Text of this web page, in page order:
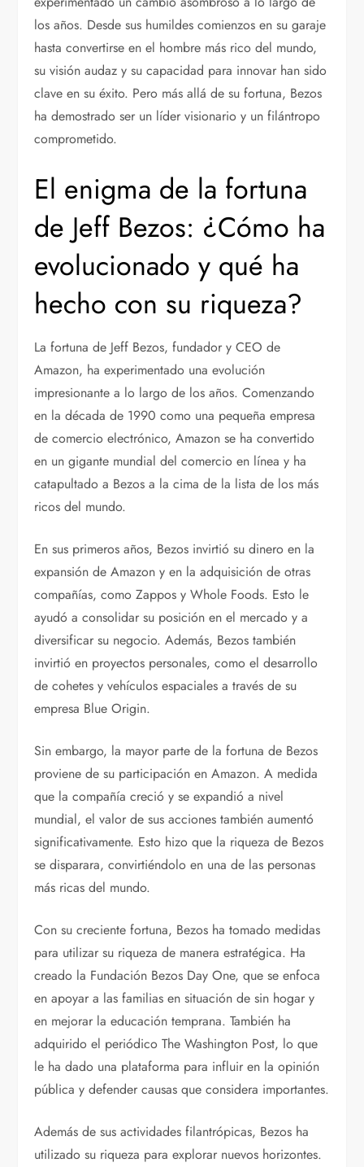
los años. Desde sus humildes comienzos en su garaje
hasta convertirse en el hombre más rico del mundo,
su visión audaz y su capacidad para innovar han sido
clave en su éxito. Pero más allá de su fortuna, Bezos
ha demostrado ser un líder visionario y un filántropo
comprometido.
El enigma de la fortuna
de Jeff Bezos: ¿Cómo ha
evolucionado y qué ha
hecho con su riqueza?
La fortuna de Jeff Bezos, fundador y CEO de
Amazon, ha experimentado una evolución
impresionante a lo largo de los años. Comenzando
en la década de 1990 como una pequeña empresa
de comercio electrónico, Amazon se ha convertido
en un gigante mundial del comercio en línea y ha
catapultado a Bezos a la cima de la lista de los más
ricos del mundo.
En sus primeros años, Bezos invirtió su dinero en la
expansión de Amazon y en la adquisición de otras
compañías, como Zappos y Whole Foods. Esto le
ayudó a consolidar su posición en el mercado y a
diversificar su negocio. Además, Bezos también
invirtió en proyectos personales, como el desarrollo
de cohetes y vehículos espaciales a través de su
empresa Blue Origin.
Sin embargo, la mayor parte de la fortuna de Bezos
proviene de su participación en Amazon. A medida
que la compañía creció y se expandió a nivel
mundial, el valor de sus acciones también aumentó
significativamente. Esto hizo que la riqueza de Bezos
se disparara, convirtiéndolo en una de las personas
más ricas del mundo.
Con su creciente fortuna, Bezos ha tomado medidas
para utilizar su riqueza de manera estratégica. Ha
creado la Fundación Bezos Day One, que se enfoca
en apoyar a las familias en situación de sin hogar y
en mejorar la educación temprana. También ha
adquirido el periódico The Washington Post, lo que
le ha dado una plataforma para influir en la opinión
pública y defender causas que considera importantes.
Además de sus actividades filantrópicas, Bezos ha
utilizado su riqueza para explorar nuevos horizontes.